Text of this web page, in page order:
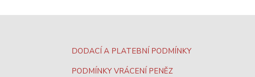
DODACÍ A PLATEBNÍ PODMÍNKY
PODMÍNKY VRÁCENÍ PENĚZ